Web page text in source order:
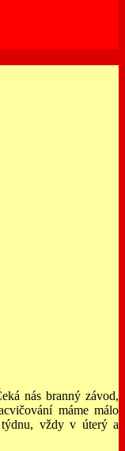
nás branný závod,
máme málo
týdnu, vždy v úterý a